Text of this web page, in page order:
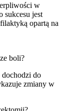
w
sukcesu jest
opartą na
boli?
do
zmiany w